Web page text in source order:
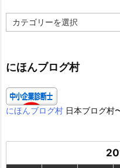
テ
ー
にほんブログ村
にほんブログ村 日本ブログ村